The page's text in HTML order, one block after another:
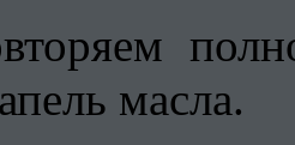
масла.